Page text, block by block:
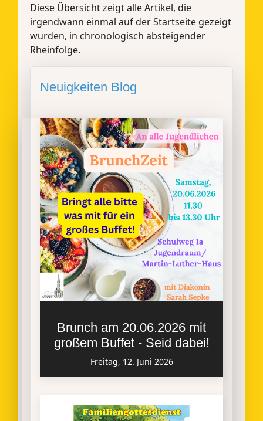
Diese Übersicht zeigt alle Artikel, die
irgendwann einmal auf der Startseite gezeigt
wurden, in chronologisch absteigender
Rheinfolge.
Neuigkeiten Blog
Brunch am 20.06.2026 mit
großem Buffet - Seid dabei!
Freitag, 12. Juni 2026